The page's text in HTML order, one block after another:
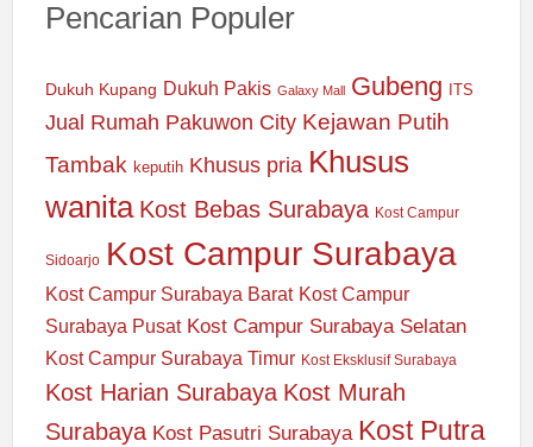
Pencarian Populer
Dukuh Kupang Dukuh Pakis Galaxy Mall Gubeng ITS
Jual Rumah Pakuwon City Kejawan Putih
Tambak keputih Khusus pria Khusus
wanita Kost Bebas Surabaya Kost Campur
Sidoarjo Kost Campur Surabaya
Kost Campur Surabaya Barat Kost Campur
Surabaya Pusat Kost Campur Surabaya Selatan
Kost Campur Surabaya Timur Kost Eksklusif Surabaya
Kost Harian Surabaya Kost Murah
Surabaya Kost Pasutri Surabaya Kost Putra